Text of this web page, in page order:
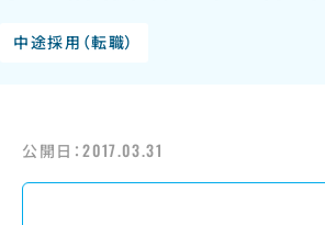
中途採用（転職）
公開日：2017.03.31